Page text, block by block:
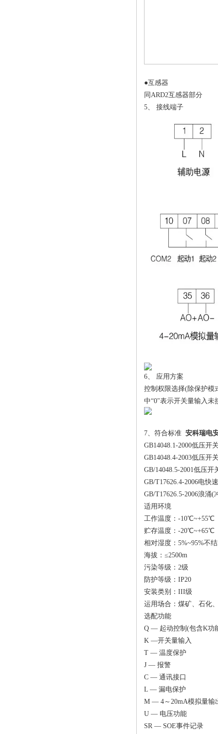
●互感器
同ARD2互感器部分
5、 接线端子
6、 应用方案
控制权限选择(除保护模
中“0"表示开关量输入未
7、符合标准 安科瑞电
GB14048.1-2000低压开
GB14048.4-2003低压开
GB/14048.5-2001低压
GB/T17626.4-2006电快
GB/T17626.5-2006浪涌(
适用环境
工作温度：-10℃~+55℃
贮存温度：-20℃~+65℃
相对湿度：5%~95%不
海拔：≤2500m
污染等级：2级
防护等级：IP20
安装类别：III级
运用场合：煤矿、石化
选配功能
Q — 起动控制(包含K功
K —开关量输入
T — 温度保护
J — 报警
C — 通讯接口
L — 漏电保护
M — 4～20mA模拟量输
U — 电压功能
SR — SOE事件记录